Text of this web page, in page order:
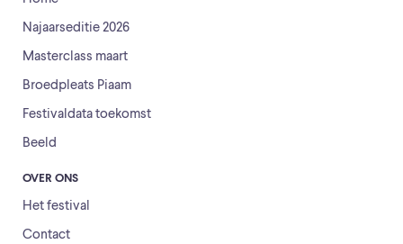
Najaarseditie 2026
Masterclass maart
Broedpleats Piaam
Festivaldata toekomst
Beeld
OVER ONS
Het festival
Contact